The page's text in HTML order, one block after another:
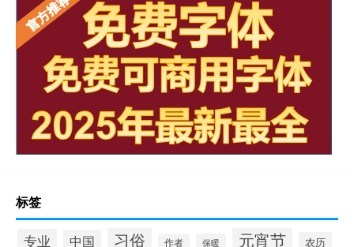
标签
专业 中国 习俗 作者 保暖 元宵节 农历